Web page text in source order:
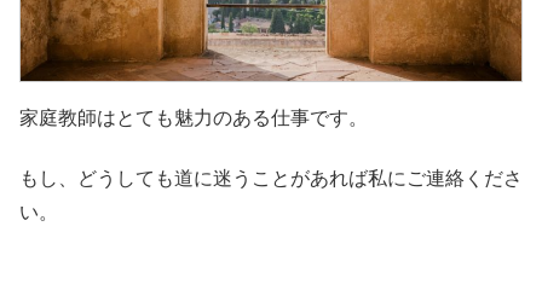
家庭教師はとても魅力のある仕事です。
もし、どうしても道に迷うことがあれば私にご連絡くださ
い。